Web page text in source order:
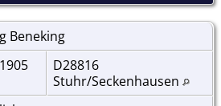
Beneking
D28816
Stuhr/Seckenhausen